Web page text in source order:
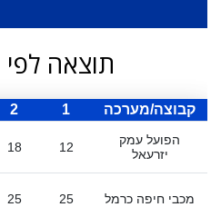
תוצאה
קבוצה/מערכה 1
2
הפועל עמק
יזרעאל
12
18
מכבי חיפה כרמל 25
25